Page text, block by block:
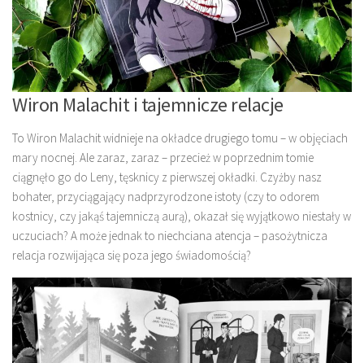
Wiron Malachit i tajemnicze relacje
To Wiron Malachit widnieje na okładce drugiego tomu – w objęciach
mary nocnej. Ale zaraz, zaraz – przecież w poprzednim tomie
ciągnęło go do Leny, tęsknicy z pierwszej okładki. Czyżby nasz
bohater, przyciągający nadprzyrodzone istoty (czy to odorem
kostnicy, czy jakąś tajemniczą aurą), okazał się wyjątkowo niestały w
uczuciach? A może jednak to niechciana atencja – pasożytnicza
relacja rozwijająca się poza jego świadomością?